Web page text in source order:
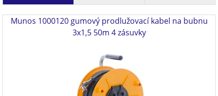
Munos 1000120 gumový prodlužovací kabel na bubnu
3x1,5 50m 4 zásuvky